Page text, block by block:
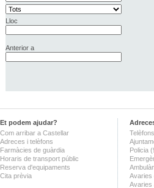
Lloc
Anterior a
Et podem ajudar?
Com arribar a Castellar
Adreces i telèfons
Farmàcies de guàrdia
Horaris de transport públic
Reserva d'equipaments
Cita prèvia
Policia
Avaries
Avaries